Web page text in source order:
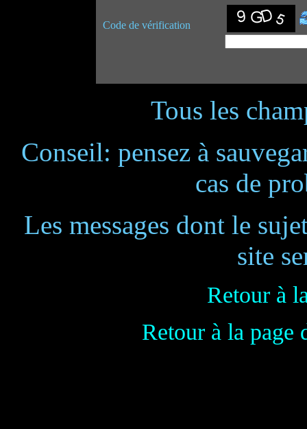
Code de vérification
Tous les
Conseil: pensez à
cas de
Les messages dont le
site
Retour à
Retour à la page